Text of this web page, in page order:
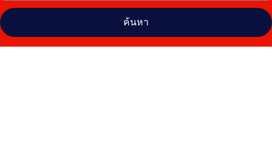
ค้นหา